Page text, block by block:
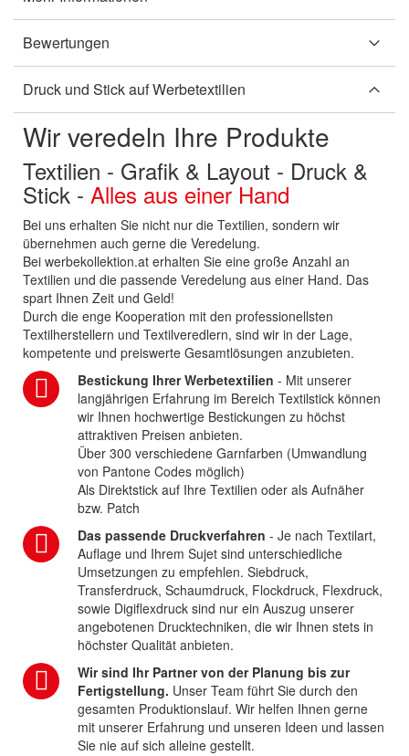
Bewertungen
Druck und Stick auf Werbetextilien
Wir veredeln Ihre Produkte
Textilien - Grafik & Layout - Druck &
Stick - Alles aus einer Hand
Bei uns erhalten Sie nicht nur die Textilien, sondern wir
übernehmen auch gerne die Veredelung.
Bei werbekollektion.at erhalten Sie eine große Anzahl an
Textilien und die passende Veredelung aus einer Hand. Das
spart Ihnen Zeit und Geld!
Durch die enge Kooperation mit den professionellsten
Textilherstellern und Textilveredlern, sind wir in der Lage,
kompetente und preiswerte Gesamtlösungen anzubieten.
Bestickung Ihrer Werbetextilien - Mit unserer
langjährigen Erfahrung im Bereich Textilstick können
wir Ihnen hochwertige Bestickungen zu höchst
attraktiven Preisen anbieten.
Über 300 verschiedene Garnfarben (Umwandlung
von Pantone Codes möglich)
Als Direktstick auf Ihre Textilien oder als Aufnäher
bzw. Patch
Das passende Druckverfahren - Je nach Textilart,
Auflage und Ihrem Sujet sind unterschiedliche
Umsetzungen zu empfehlen. Siebdruck,
Transferdruck, Schaumdruck, Flockdruck, Flexdruck,
sowie Digiflexdruck sind nur ein Auszug unserer
angebotenen Drucktechniken, die wir Ihnen stets in
höchster Qualität anbieten.
Wir sind Ihr Partner von der Planung bis zur
Fertigstellung. Unser Team führt Sie durch den
gesamten Produktionslauf. Wir helfen Ihnen gerne
mit unserer Erfahrung und unseren Ideen und lassen
Sie nie auf sich alleine gestellt.